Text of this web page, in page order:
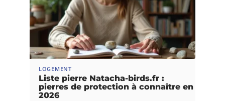
LOGEMENT
Liste pierre Natacha-birds.fr :
pierres de protection à connaître en
2026